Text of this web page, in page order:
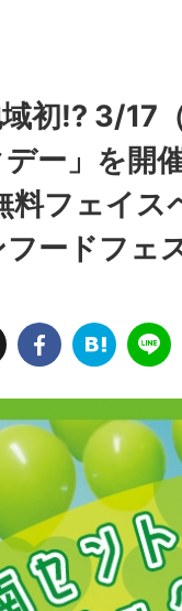
初!? 3/17
デー」を
料フェイ
ードフェ